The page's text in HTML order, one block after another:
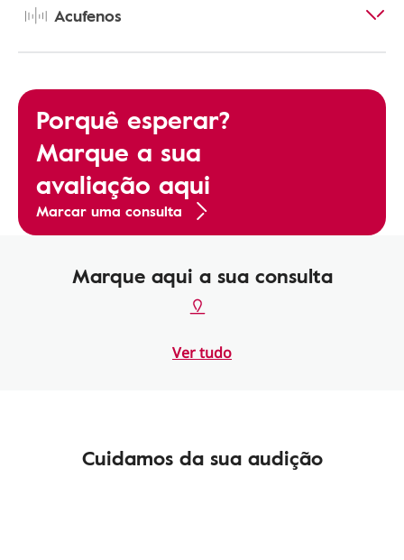
Acufenos
Porquê esperar?
Marque a sua
avaliação aqui
Marcar uma consulta
Marque aqui a sua consulta
Ver tudo
Cuidamos da sua audição